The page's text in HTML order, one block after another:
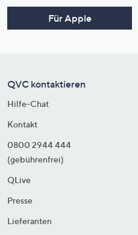
Für Apple
QVC kontaktieren
Hilfe-Chat
Kontakt
0800 2944 444
(gebührenfrei)
QLive
Presse
Lieferanten